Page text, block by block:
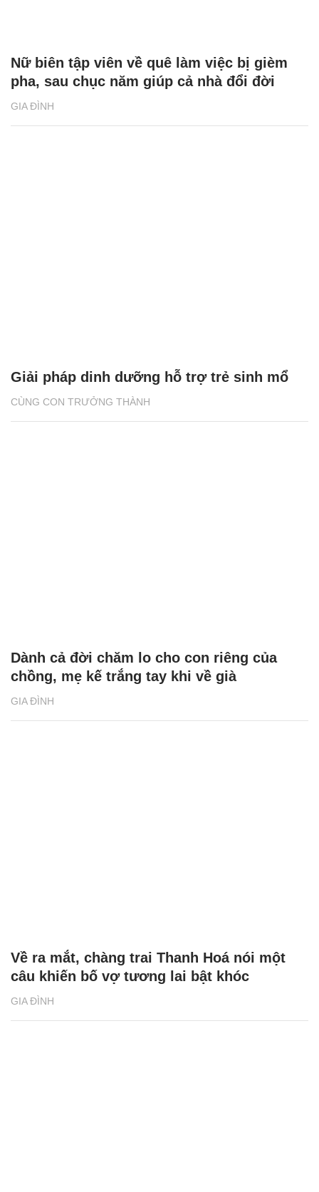
GIA ĐÌNH
Nữ biên tập viên về quê làm việc bị gièm
pha, sau chục năm giúp cả nhà đổi đời
CÙNG CON TRƯỞNG THÀNH
Giải pháp dinh dưỡng hỗ trợ trẻ sinh mổ
GIA ĐÌNH
Dành cả đời chăm lo cho con riêng của
chồng, mẹ kế trắng tay khi về già
GIA ĐÌNH
Về ra mắt, chàng trai Thanh Hoá nói một
câu khiến bố vợ tương lai bật khóc